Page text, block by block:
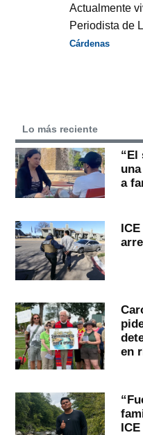
Actualmente
Periodista de
Cárdenas
Lo más reciente
“El
a
en